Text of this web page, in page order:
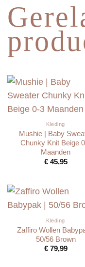
Kleding
Mushie | Baby
Chunky Knit Beige
Maanden
€45,95
Kleding
Zaffiro Wollen
50/56 Brown
€79,99